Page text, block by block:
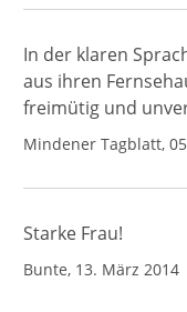
In der klaren
aus ihren
freimütig und
Mindener Tagblatt,
Starke Frau!
Bunte, 13. März 2014